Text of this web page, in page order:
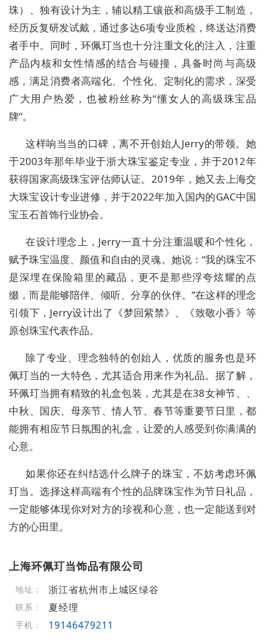
珠）、独有设计为主，辅以精工镶嵌和高级手工制造，
经历反复研发试戴，通过多达6项专业质检，终送达消费
者手中。同时，环佩玎当也十分注重文化的注入，注重
产品内核和女性情感的结合与碰撞，具备时尚与高级
感，满足消费者高端化、个性化、定制化的需求，深受
广大用户热爱，也被粉丝称为“懂女人的高级珠宝品
牌”。
这样响当当的口碑，离不开创始人Jerry的带领。她
于2003年那年毕业于浙大珠宝鉴定专业，并于2012年
获得国家高级珠宝评估师认证。2019年，她又去上海交
大珠宝设计专业进修，并于2022年加入国内的GAC中国
宝玉石首饰行业协会。
在设计理念上，Jerry一直十分注重温暖和个性化，
赋予珠宝温度、颜值和自由的灵魂。她说：“我的珠宝不
是深埋在保险箱里的藏品，更不是那些浮夸炫耀的点
缀，而是能够陪伴、倾听、分享的伙伴。”在这样的理念
引领下，Jerry设计出了《梦回紫禁》、《致敬小香》等
原创珠宝代表作品。
除了专业、理念独特的创始人，优质的服务也是环
佩玎当的一大特色，尤其适合用来作为礼品。据了解，
环佩玎当拥有精致的礼盒包装，尤其是在38女神节、、
中秋、国庆、母亲节、情人节、春节等重要节日里，都
能拥有相应节日氛围的礼盒，让爱的人感受到你满满的
心意。
如果你还在纠结选什么牌子的珠宝，不妨考虑环佩
玎当。选择这样高端有个性的品牌珠宝作为节日礼品，
一定能够体现你对对方的珍视和心意，也一定能送到对
方的心田里。
上海环佩玎当饰品有限公司
地址： 浙江省杭州市上城区绿谷
联系： 夏经理
手机： 19146479211